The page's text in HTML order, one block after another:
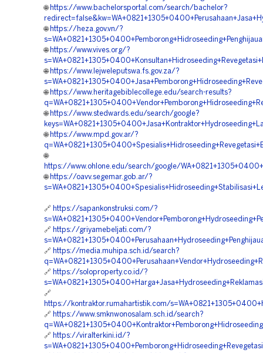
🌐 https://www.bachelorsportal.com/search/bachelor?
🌐 https://heza.gov.vn/?
🌐 https://www.vives.org/?
🌐 https://www.lejweleputswa.fs.gov.za/?
🌐 https://www.heritagebiblecollege.edu/search-results?
🌐 https://www.stedwards.edu/search/google?
🌐 https://www.mpd.gov.ar/?
🌐
https://www.ohlone.edu/search/google/
🌐 https://oavv.segemar.gob.ar/?
🔗 https://sapankonstruksi.com/?
🔗 https://griyamebeljati.com/?
🔗 https://media.muhipa.sch.id/search?
🔗 https://soloproperty.co.id/?
🔗
https://kontraktor.rumahartistik.com/
🔗 https://www.smknwonosalam.sch.id/search?
🔗 https://viralterkini.id/?